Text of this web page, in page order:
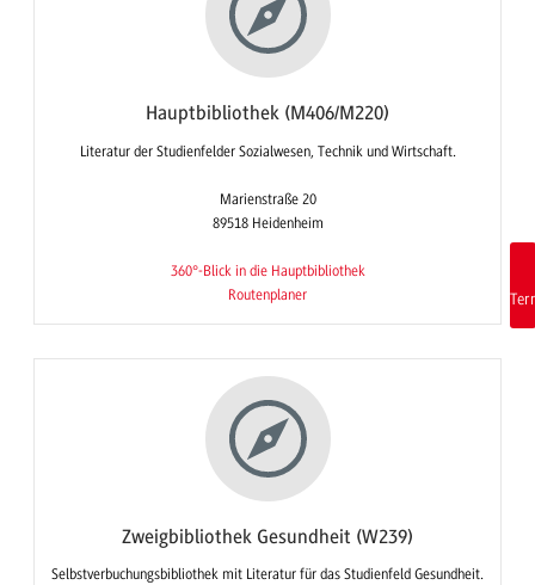
Hauptbibliothek (M406/M220)
Literatur der Studienfelder Sozialwesen, Technik und Wirtschaft.
Marienstraße 20
89518 Heidenheim
360°-Blick in die Hauptbibliothek
Routenplaner
Zweigbibliothek Gesundheit (W239)
Selbstverbuchungsbibliothek mit Literatur für das Studienfeld Gesundheit.